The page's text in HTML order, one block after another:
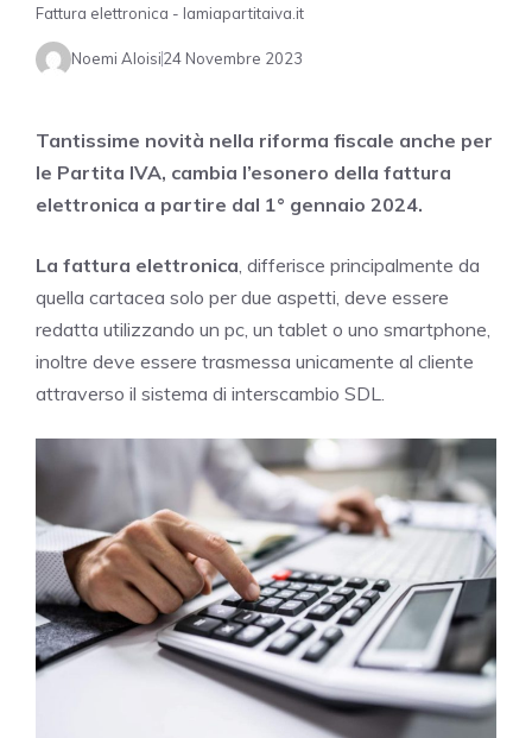
Fattura elettronica - lamiapartitaiva.it
Noemi Aloisi24 Novembre 2023
Tantissime novità nella riforma fiscale anche per
le Partita IVA, cambia l’esonero della fattura
elettronica a partire dal 1° gennaio 2024.
La fattura elettronica , differisce principalmente da
quella cartacea solo per due aspetti, deve essere
redatta utilizzando un pc, un tablet o uno smartphone,
inoltre deve essere trasmessa unicamente al cliente
attraverso il sistema di interscambio SDL.